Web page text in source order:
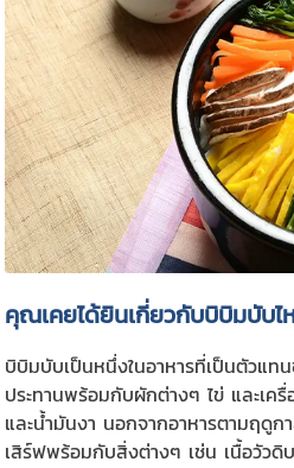
คุณเคยได้ยินเกี่ยวกับบิบิมบับไ
บิบิมบับเป็นหนึ่งในอาหารที่เป็นตัวแท
ประทานพร้อมกับผักต่างๆ ไข่ และเค
และน้ำมันงา นอกจากอาหารตามฤดู
เสิร์ฟพร้อมกับสิ่งต่างๆ เช่น เนื้อวัวดิ